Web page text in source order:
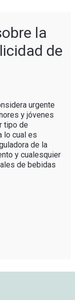
la
de
urgente
y jóvenes
tipo de
lo cual es
de la
y cualesquier
de bebidas